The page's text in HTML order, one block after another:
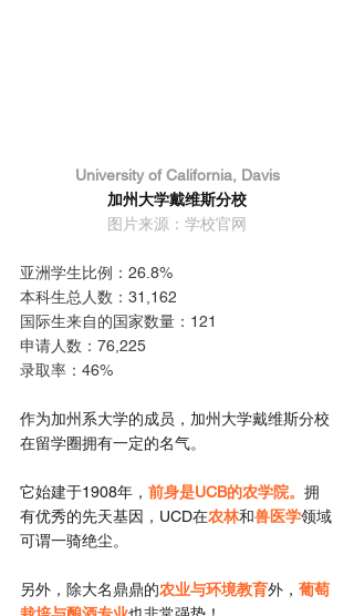
University of California, Davis
加州大学戴维斯分校
图片来源：学校官网
亚洲学生比例：26.8%
本科生总人数：31,162
国际生来自的国家数量：121
申请人数：76,225
录取率：46%
作为加州系大学的成员，加州大学戴维斯分校
在留学圈拥有一定的名气。
它始建于1908年， 前身是UCB的农学院。 拥
有优秀的先天基因，UCD在农林和兽医学领域
可谓一骑绝尘。
另外，除大名鼎鼎的农业与环境教育外， 葡萄